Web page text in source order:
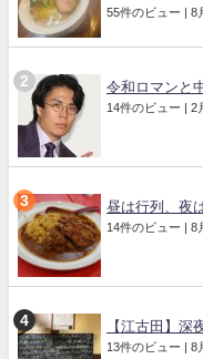
55件のビュー | 8
令和ロマンと
14件のビュー | 2
昼は行列、夜
14件のビュー | 8
【江古田】深
13件のビュー | 8